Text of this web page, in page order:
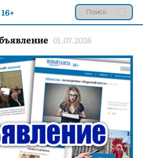
01.07.2026
16+